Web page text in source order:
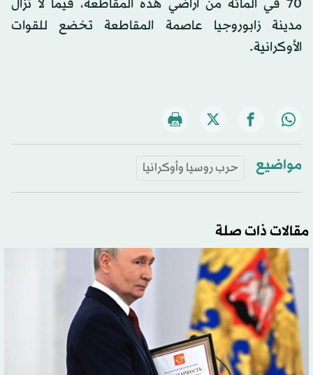
70 في المائة من أراضي هذه المقاطعة، فيما لا تزال
مدينة زابوروجيا عاصمة المقاطعة تخضع للقوات
الأوكرانية.
مواضيع حرب روسيا وأوكرانيا
مقالات ذات صلة